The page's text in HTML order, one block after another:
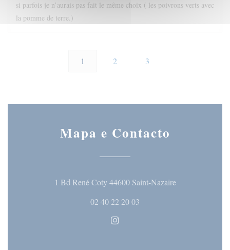
si parfois je n’aurais pas fait le même choix ( les poivrons verts avec
la pomme de terre.)
1 2 3
Mapa e Contacto
1 Bd René Coty 44600 Saint-Nazaire((abre numa
02 40 22 20 03
Instagram ((abre numa nova